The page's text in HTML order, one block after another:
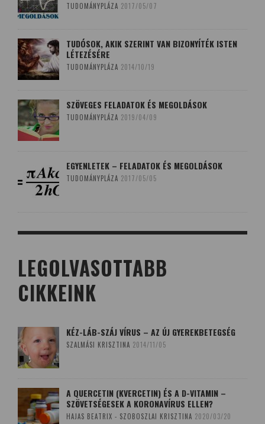
TUDOMÁNYPLÁZA 2017/05/07
TUDÓSOK, AKIK SZERINT VAN BIZONYÍTÉK ISTEN
LÉTEZÉSÉRE
TUDOMÁNYPLÁZA 2014/10/19
SZÖVEGES FELADATOK ÉS MEGOLDÁSOK
TUDOMÁNYPLÁZA 2019/04/09
EGYENLETEK – FELADATOK ÉS MEGOLDÁSOK
TUDOMÁNYPLÁZA 2017/05/05
LEGOLVASOTTABB
CIKKEINK
KÉZ-LÁB-SZÁJ VÍRUS – AZ ÚJ GYEREKBETEGSÉG
SZALMÁSI KRISZTINA 2014/11/05
A QUERCETIN (KVERCETIN) ÉS A D-VITAMIN –
SZÖVETSÉGESEK A KORONAVÍRUS ELLEN?
HAJAS BEATRIX - SZOBOSZLAI KRISZTINA 2020/03/20